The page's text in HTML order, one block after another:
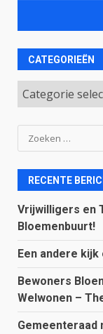
CATEGORIEËN
Categorieën
Zoeken
naar:
RECENTE
Vrijwilligers en
Bloemenbuurt!
Een andere
Bewoners
Welwonen –
Gemeenteraad